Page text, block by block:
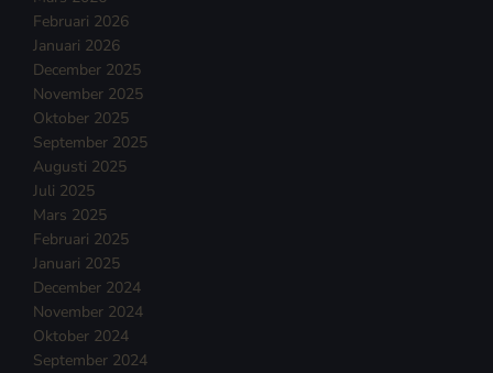
Februari 2026
Januari 2026
December 2025
November 2025
Oktober 2025
September 2025
Augusti 2025
Juli 2025
Mars 2025
Februari 2025
Januari 2025
December 2024
November 2024
Oktober 2024
September 2024